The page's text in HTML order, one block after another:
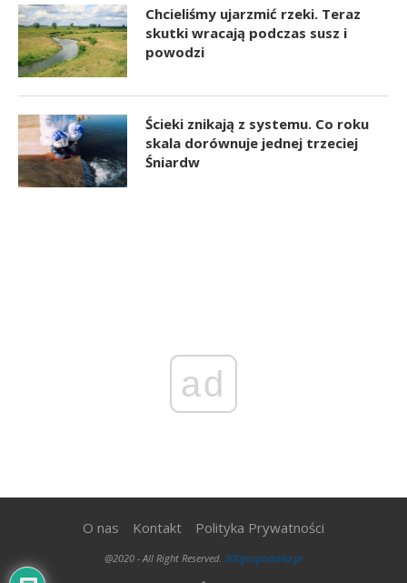
Chcieliśmy ujarzmić rzeki. Teraz
skutki wracają podczas susz i
powodzi
Ścieki znikają z systemu. Co roku
skala dorównuje jednej trzeciej
Śniardw
ad
O nas Kontakt Polityka Prywatności
@2020 - All Right Reserved. 300gospodarka.pl